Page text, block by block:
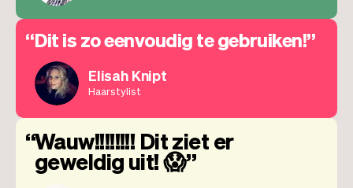
Dit is zo eenvoudig te gebruiken!
Elisah Knipt
Haarstylist
Wauw!!!!!!!! Dit ziet er
geweldig uit! 😱